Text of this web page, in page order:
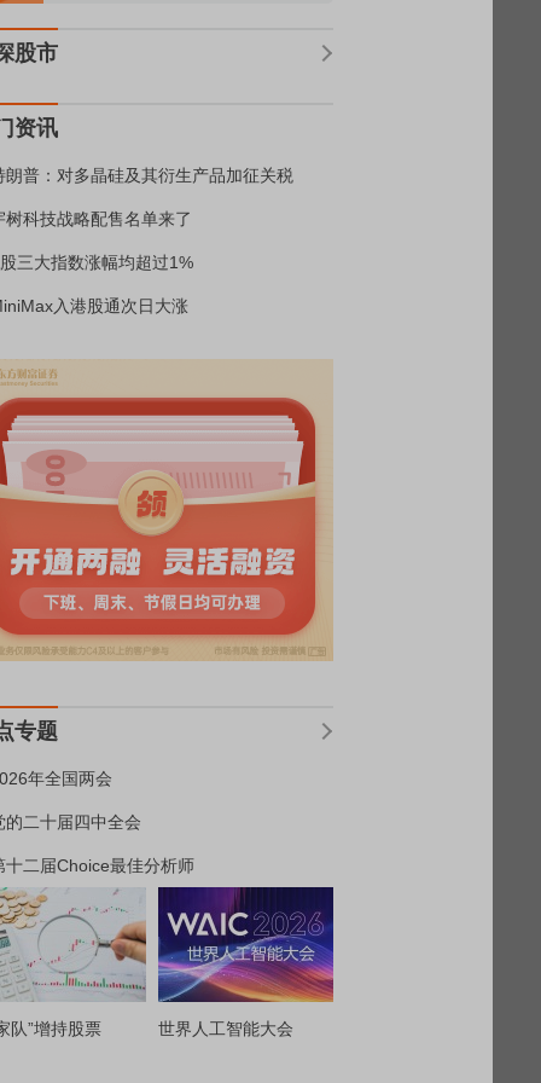
股市
资讯
朗普：对多晶硅及其衍生产品加征关税
树科技战略配售名单来了
三大指数涨幅均超过1%
入港股通次日大涨
专题
年全国两会
的二十届四中全会
十二届Choice最佳分析师
队”增持股票 世界人工智能大会